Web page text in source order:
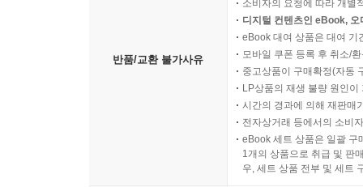
반품/교환 불가사유
소비자의 요청에 따라 개별
디지털 컨텐츠인 eBook,
eBook 대여 상품은 대여 기
모바일 쿠폰 등록 후 취소/
중고상품이 구매확정(자동
LP상품의 재생 불량 원인
시간의 경과에 의해 재판매
전자상거래 등에서의 소비
eBook 세트 상품은 일괄 구
1개의 상품으로 취급 및 판
우, 세트 상품 전부 및 세트